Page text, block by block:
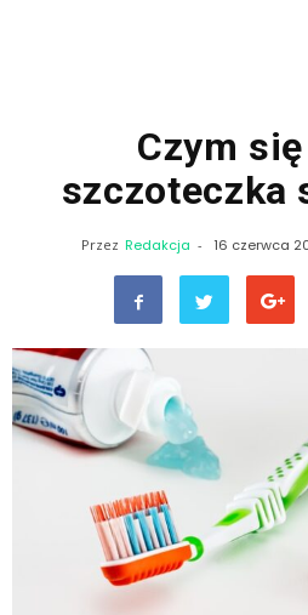
Czym
szczoteczka
Przez Redakcja - 16 czerwca